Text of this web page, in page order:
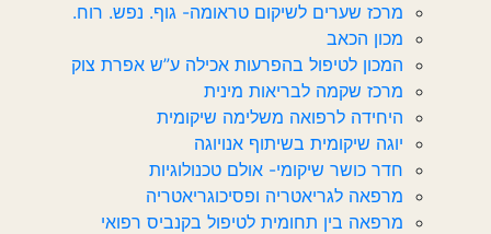
מרכז שערים לשיקום טראומה- גוף. נפש. רוח.
מכון הכאב
המכון לטיפול בהפרעות אכילה ע”ש אפרת צוק
מרכז שקמה לבריאות מינית
היחידה לרפואה משלימה שיקומית
יוגה שיקומית בשיתוף אנויוגה
חדר כושר שיקומי- אולם טכנולוגיות
מרפאה לגריאטריה ופסיכוגריאטריה
מרפאה בין תחומית לטיפול בקנביס רפואי